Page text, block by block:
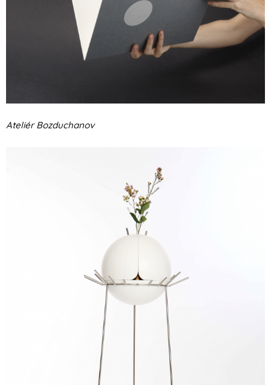
Ateliér Bozduchanov